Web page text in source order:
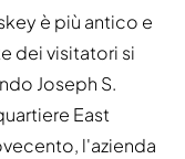
è più antico e
dei visitatori si
Joseph S.
East
l'azienda